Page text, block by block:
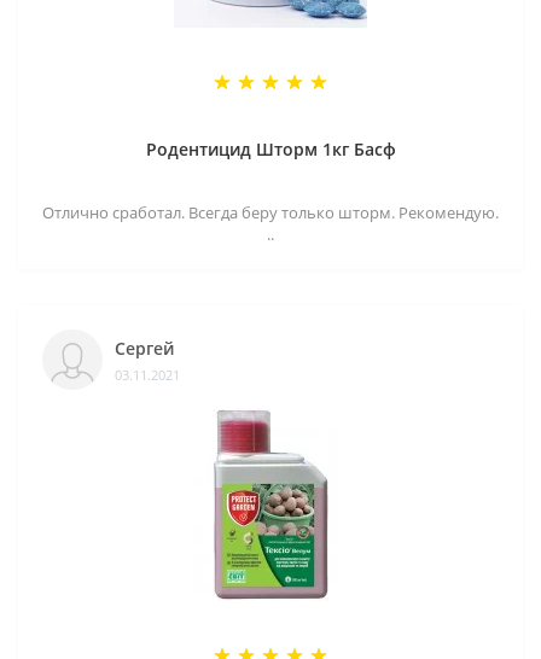
Родентицид Шторм 1кг Басф
Отлично сработал. Всегда беру только шторм. Рекомендую.
..
Сергей
03.11.2021